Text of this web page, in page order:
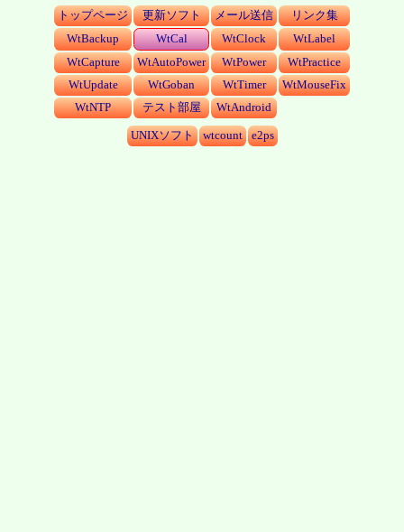
トップページ 更新ソフト メール送信
リンク集
WtBackup
WtCal WtClock
WtLabel
WtCapture
WtAutoPower WtPower
WtPractice
WtUpdate
WtGoban WtTimer
WtMouseFix
WtNTP
テスト部屋 WtAndroid
UNIXソフト wtcount e2ps